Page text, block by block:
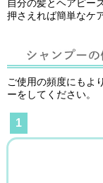
自分の髪とヘアピー
押さえれば簡単なケ
ご使用の頻度にもよ
ーをしてください。
1